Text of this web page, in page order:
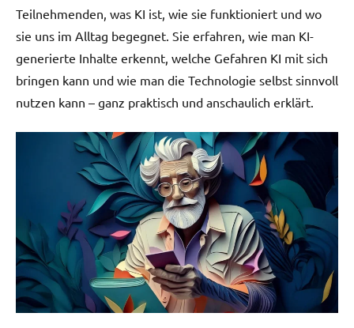
Teilnehmenden, was KI ist, wie sie funktioniert und wo
sie uns im Alltag begegnet. Sie erfahren, wie man KI-
generierte Inhalte erkennt, welche Gefahren KI mit sich
bringen kann und wie man die Technologie selbst sinnvoll
nutzen kann – ganz praktisch und anschaulich erklärt.